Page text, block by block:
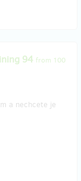
94 from 100
a nechcete je